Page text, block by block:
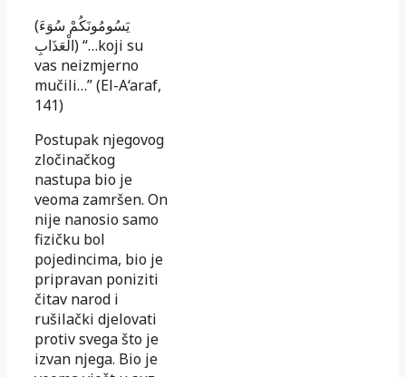
(يَسُومُونَكُمْ سُوَءَ
الْعَذَابِ) “…koji su
vas neizmjerno
mučili…” (El-A‘araf,
141)
Postupak njegovog
zločinačkog
nastupa bio je
veoma za­mršen. On
nije nanosio samo
fizičku bol
pojedincima, bio je
pripravan poniziti
čitav narod i
rušilački djelovati
pro­tiv sve­ga što je
izvan njega. Bio je